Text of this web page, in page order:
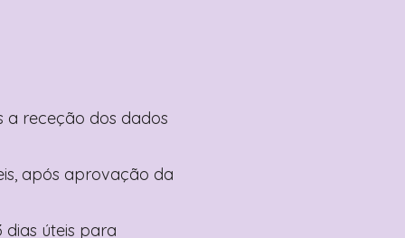
a receção dos dados
após aprovação da
dias úteis para